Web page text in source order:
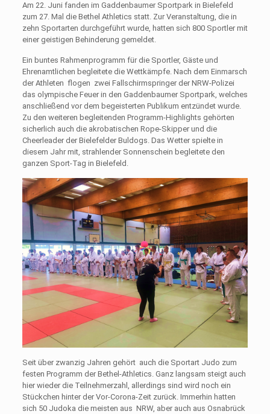
Am 22. Juni fanden im Gaddenbaumer Sportpark in Bielefeld
zum 27. Mal die Bethel Athletics statt. Zur Veranstaltung, die in
zehn Sportarten durchgeführt wurde, hatten sich 800 Sportler mit
einer geistigen Behinderung gemeldet.
Ein buntes Rahmenprogramm für die Sportler, Gäste und
Ehrenamtlichen begleitete die Wettkämpfe. Nach dem Einmarsch
der Athleten flogen zwei Fallschirmspringer der NRW-Polizei
das olympische Feuer in den Gaddenbaumer Sportpark, welches
anschließend vor dem begeisterten Publikum entzündet wurde.
Zu den weiteren begleitenden Programm-Highlights gehörten
sicherlich auch die akrobatischen Rope-Skipper und die
Cheerleader der Bielefelder Buldogs. Das Wetter spielte in
diesem Jahr mit, strahlender Sonnenschein begleitete den
ganzen Sport-Tag in Bielefeld.
Seit über zwanzig Jahren gehört auch die Sportart Judo zum
festen Programm der Bethel-Athletics. Ganz langsam steigt auch
hier wieder die Teilnehmerzahl, allerdings sind wird noch ein
Stückchen hinter der Vor-Corona-Zeit zurück. Immerhin hatten
sich 50 Judoka die meisten aus NRW, aber auch aus Osnabrück